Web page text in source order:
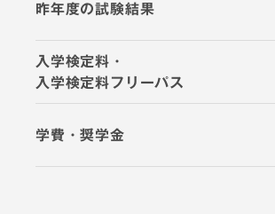
昨年度の試験結果
入学検定料・
入学検定料フリーパス
学費・奨学金